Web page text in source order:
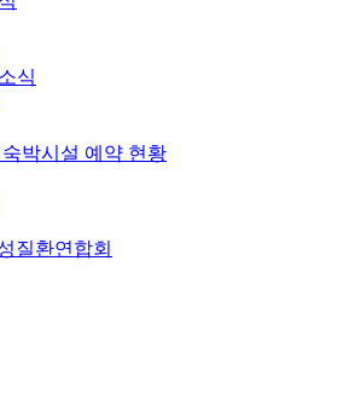
식
박시설 예약 현황